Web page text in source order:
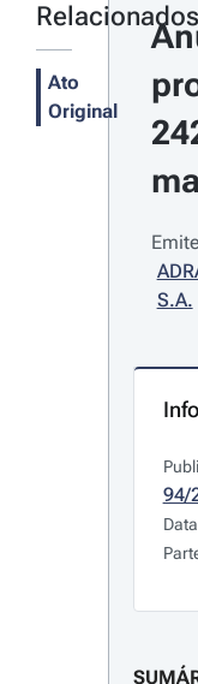
Relacionados
Ato
Original
S.A.
94/